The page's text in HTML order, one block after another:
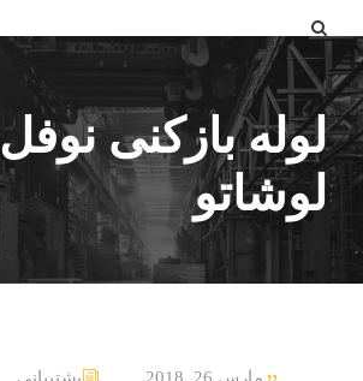
لوله بازکنی نوفل
لوشاتو